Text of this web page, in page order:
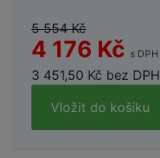
5 554 Kč
4 176 Kč s DPH
3 451,50 Kč bez DPH
Vložit do košíku